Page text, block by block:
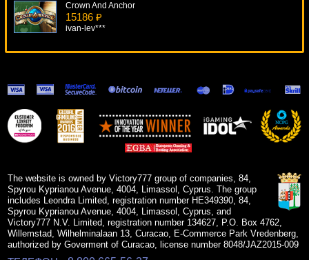
Crown And Anchor
15186 ₽
ivan-lev***
Retro Reels Extreme Heat
17594 ₽
number***
Enchanted Mermaid
The website is owned by Victory777 group of companies, 84,
Spyrou Kyprianou Avenue, 4004, Limassol, Cyprus. The group
includes Leondra Limited, registration number HE349390, 84,
Spyrou Kyprianou Avenue, 4004, Limassol, Cyprus, and
Victory777 N.V. Limited, registration number 134627, P.O. Box 4762,
Willemstad, Wilhelminalaan 13, Curacao, E-Commerce Park Vredenberg,
authorized by Goverment of Curacao, license number 8048/JAZ2015-009